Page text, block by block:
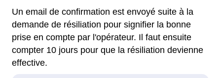
Un email de confirmation est envoyé suite à la
demande de résiliation pour signifier la bonne
prise en compte par l'opérateur. Il faut ensuite
compter 10 jours pour que la résiliation devienne
effective.